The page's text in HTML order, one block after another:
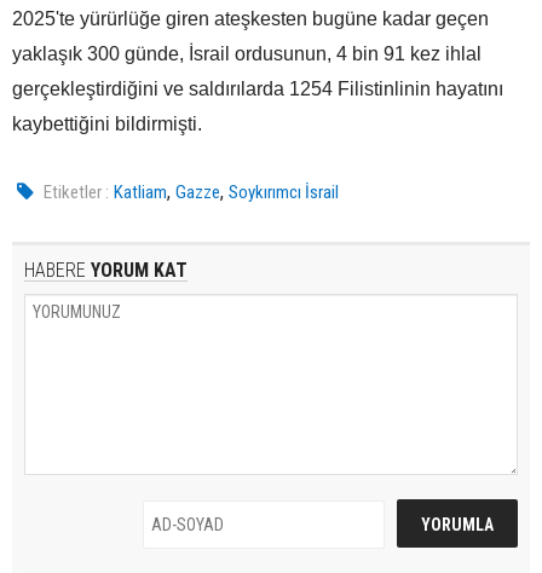
2025'te yürürlüğe giren ateşkesten bugüne kadar geçen
yaklaşık 300 günde, İsrail ordusunun, 4 bin 91 kez ihlal
gerçekleştirdiğini ve saldırılarda 1254 Filistinlinin hayatını
kaybettiğini bildirmişti.
Etiketler : Katliam,Gazze,Soykırımcı İsrail
HABERE YORUM KAT